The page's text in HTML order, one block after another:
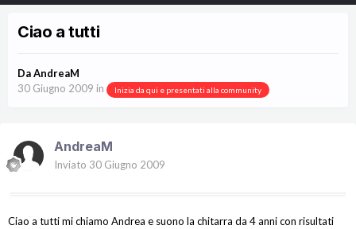
Ciao a tutti
DaAndreaM
30 Giugno 2009 in Inizia da qui e presentati alla community
AndreaM
Inviato 30 Giugno 2009
Ciao a tutti mi chiamo Andrea e suono la chitarra da 4 anni con risultati